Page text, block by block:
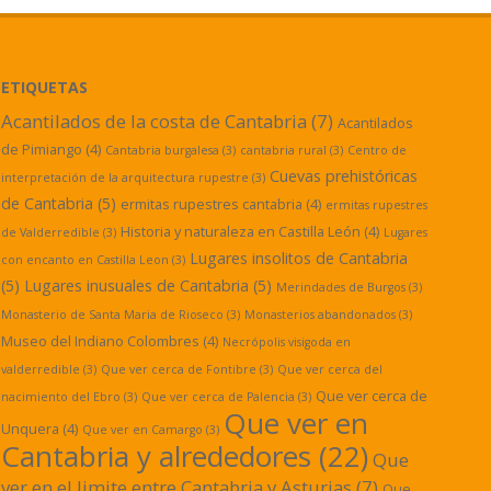
ETIQUETAS
Acantilados de la costa de Cantabria (7) Acantilados
de Pimiango (4) Cantabria burgalesa (3) cantabria rural (3) Centro de
interpretación de la arquitectura rupestre (3) Cuevas prehistóricas
de Cantabria (5) ermitas rupestres cantabria (4) ermitas rupestres
de Valderredible (3) Historia y naturaleza en Castilla León (4) Lugares
con encanto en Castilla Leon (3) Lugares insolitos de Cantabria
(5) Lugares inusuales de Cantabria (5) Merindades de Burgos (3)
Monasterio de Santa Maria de Rioseco (3) Monasterios abandonados (3)
Museo del Indiano Colombres (4) Necrópolis visigoda en
valderredible (3) Que ver cerca de Fontibre (3) Que ver cerca del
nacimiento del Ebro (3) Que ver cerca de Palencia (3) Que ver cerca de
Unquera (4) Que ver en Camargo (3) Que ver en
Cantabria y alrededores (22) Que